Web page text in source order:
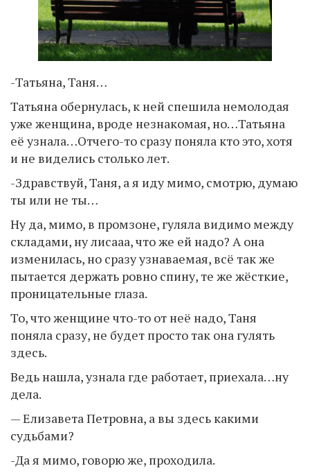
-Татьяна, Таня…
Татьяна обернулась, к ней спешила немолодая
уже женщина, вроде незнакомая, но…Татьяна
её узнала…Отчего-то сразу поняла кто это, хотя
и не виделись столько лет.
-Здравствуй, Таня, а я иду мимо, смотрю, думаю
ты или не ты…
Ну да, мимо, в промзоне, гуляла видимо между
складами, ну лисааа, что же ей надо? А она
изменилась, но сразу узнаваемая, всё так же
пытается держать ровно спину, те же жёсткие,
проницательные глаза.
То, что женщине что-то от неё надо, Таня
поняла сразу, не будет просто так она гулять
здесь.
Ведь нашла, узнала где работает, приехала…ну
дела.
— Елизавета Петровна, а вы здесь какими
судьбами?
-Да я мимо, говорю же, проходила.